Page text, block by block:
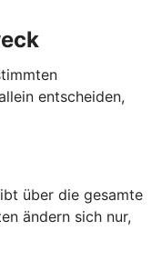
entscheiden,
über die gesamte
ändern sich nur,